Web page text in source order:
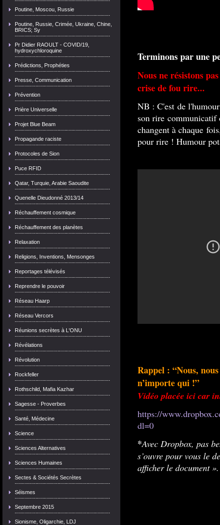
Poutine, Moscou, Russie
Poutine, Russie, Crimée, Ukraine, Chine,
BRICS; Sy
Pr Didier RAOULT - COVID/19,
hydroxychloroquine
Prédictions, Prophéties
Presse, Communication
Prévention
Prière Universelle
Projet Blue Beam
Propagande raciste
Protocoles de Sion
Puce RFID
Qatar, Turquie, Arabie Saoudite
Quenelle Dieudonné 2013/14
Réchauffement cosmique
Réchauffement des planètes
Relaxation
Religions, Inventions, Mensonges
Reportages télévisés
Reprendre le pouvoir
Réseau Haarp
Réseau Vercors
Réunions secrètes à L'ONU
Révélations
Révolution
Rockfeller
Rothschild, Mafia Kazhar
Sagesse - Proverbes
Santé, Médecine
Science
Sciences Alternatives
Sciences Humaines
Sectes & Sociétés Secrètes
Séismes
Septembre 2015
Sionisme, Oligarchie, LDJ
Terminons par une
Nous ne résistons
crise de fou rire...
NB : C'est de
son rire communicatif
changent à chaque
pour rire ! Humour
Rappel : “Nous,
n’importe qui !”
Vidéo placée ici car
https://
dl=0
*Avec Dropbox, pas
s’ouvre pour vous le
afficher le document ».